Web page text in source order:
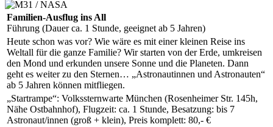
Familien-Ausflug ins All
Führung (Dauer ca. 1 Stunde, geeignet ab 5 Jahren)
Heute schon was vor? Wie wäre es mit einer kleinen Reise ins
Weltall für die ganze Familie? Wir starten von der Erde, umkreisen
den Mond und erkunden unsere Sonne und die Planeten. Dann
geht es weiter zu den Sternen… „Astronautinnen und Astronauten“
ab 5 Jahren können mitfliegen.
„Startrampe“: Volkssternwarte München (Rosenheimer Str. 145h,
Nähe Ostbahnhof), Flugzeit: ca. 1 Stunde, Besatzung: bis 7
Astronaut/innen (groß + klein), Preis komplett: 80,- €